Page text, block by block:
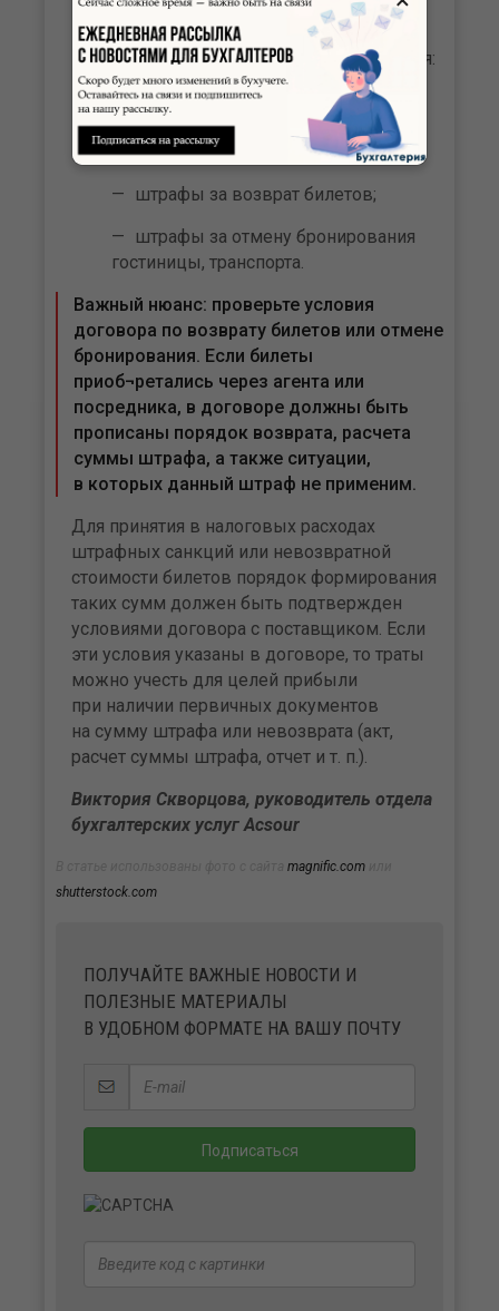
возникнуть расходы, которые
впоследствии можно
учесть как убытки
компании. К таковым, например, относятся:
оформление виз, добровольного
медицинского страхования
для работников;
штрафы за возврат билетов;
штрафы за отмену бронирования
гостиницы, транспорта.
Важный нюанс: проверьте условия
договора по возврату билетов или отмене
бронирования. Если билеты
приоб¬ретались через агента или
посредника, в договоре должны быть
прописаны порядок возврата, расчета
суммы штрафа, а также ситуации,
в которых данный штраф не применим.
Для принятия в налоговых расходах
штрафных санкций или невозвратной
стоимости билетов порядок формирования
таких сумм должен быть подтвержден
условиями договора с поставщиком. Если
эти условия указаны в договоре, то траты
можно учесть для целей прибыли
при наличии первичных документов
на сумму штрафа или невозврата (акт,
расчет суммы штрафа, отчет и т. п.).
Виктория Скворцова, руководитель отдела
бухгалтерских услуг Acsour
magnific.com
shutterstock.com
ПОЛУЧАЙТЕ ВАЖНЫЕ НОВОСТИ И
ПОЛЕЗНЫЕ МАТЕРИАЛЫ
В УДОБНОМ ФОРМАТЕ НА ВАШУ ПОЧТУ